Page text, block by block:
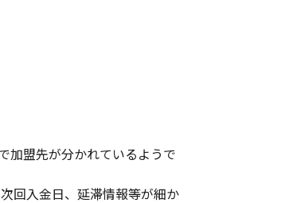
加盟先が分かれているようで
回入金日、延滞情報等が細か